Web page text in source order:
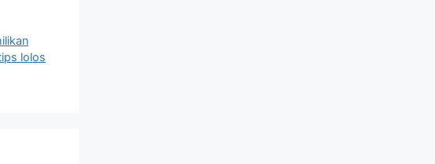
lolos